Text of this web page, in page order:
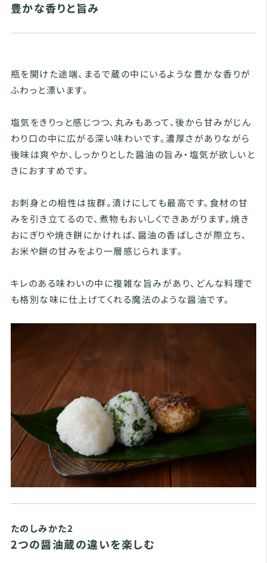
豊かな香りと旨み
瓶を開けた途端、まるで蔵の中にいるような豊かな香りが
ふわっと漂います。
塩気をきりっと感じつつ、丸みもあって、後から甘みがじん
わり口の中に広がる深い味わいです。濃厚さがありながら
後味は爽やか、しっかりとした醤油の旨み・塩気が欲しいと
きにおすすめです。
お刺身との相性は抜群。漬けにしても最高です。食材の甘
みを引き立てるので、煮物もおいしくできあがります。焼き
おにぎりや焼き餅にかければ、醤油の香ばしさが際立ち、
お米や餅の甘みをより一層感じられます。
キレのある味わいの中に複雑な旨みがあり、どんな料理で
も格別な味に仕上げてくれる魔法のような醤油です。
たのしみかた2
2つの醤油蔵の違いを楽しむ